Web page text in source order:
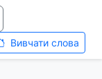
Вивчати слова